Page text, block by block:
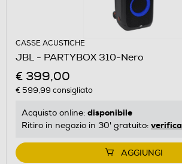
CASSE ACUSTICHE
JBL - PARTYBOX 310-Nero
€ 399,00
€ 599,99 consigliato
Acquisto online: disponibile
Ritiro in negozio in 30' gratuito: verifica
AGGIUNGI